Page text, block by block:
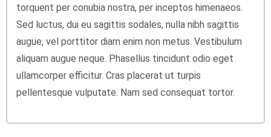
torquent per conubia nostra, per inceptos himenaeos.
Sed luctus, dui eu sagittis sodales, nulla nibh sagittis
augue, vel porttitor diam enim non metus. Vestibulum
aliquam augue neque. Phasellus tincidunt odio eget
ullamcorper efficitur. Cras placerat ut turpis
pellentesque vulputate. Nam sed consequat tortor.